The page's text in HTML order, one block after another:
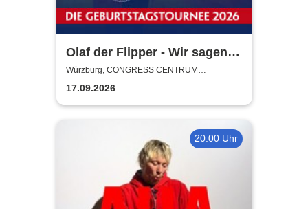
Olaf der Flipper - Wir sagen
Dankeschön! 80 Jahre - Die
Geburtstagstournee 2026
Würzburg, CONGRESS CENTRUM
WÜRZBURG
17.09.2026
20:00 Uhr